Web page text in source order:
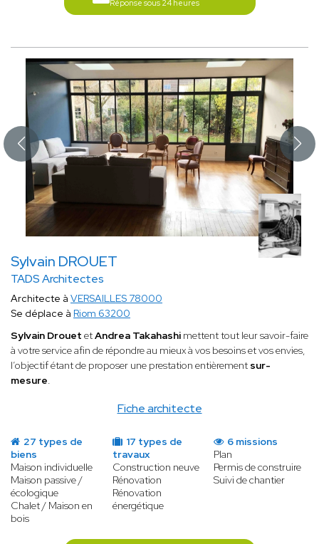
Réponse sous 24 heures
Sylvain DROUET
TADS Architectes
Fiche architecte
Architecte à VERSAILLES 78000
Se déplace à Riom 63200
Sylvain Drouet etAndrea Takahashi mettent tout leur savoir-faire
à votre service afin de répondre au mieux à vos besoins et vos envies,
l’objectif étant de proposer une prestation entièrement sur-
mesure.
27 types de
biens
Maison individuelle
Maison passive /
écologique
Chalet / Maison en
bois
17 types de
travaux
Construction neuve
Rénovation
Rénovation
énergétique
6 missions
Plan
Permis de construire
Suivi de chantier